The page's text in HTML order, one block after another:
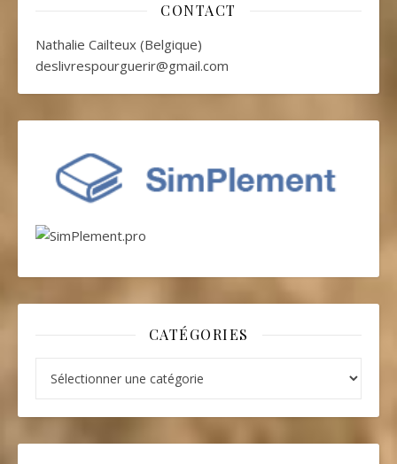
CONTACT
Nathalie Cailteux (Belgique)
deslivrespourguerir@gmail.com
CATÉGORIES